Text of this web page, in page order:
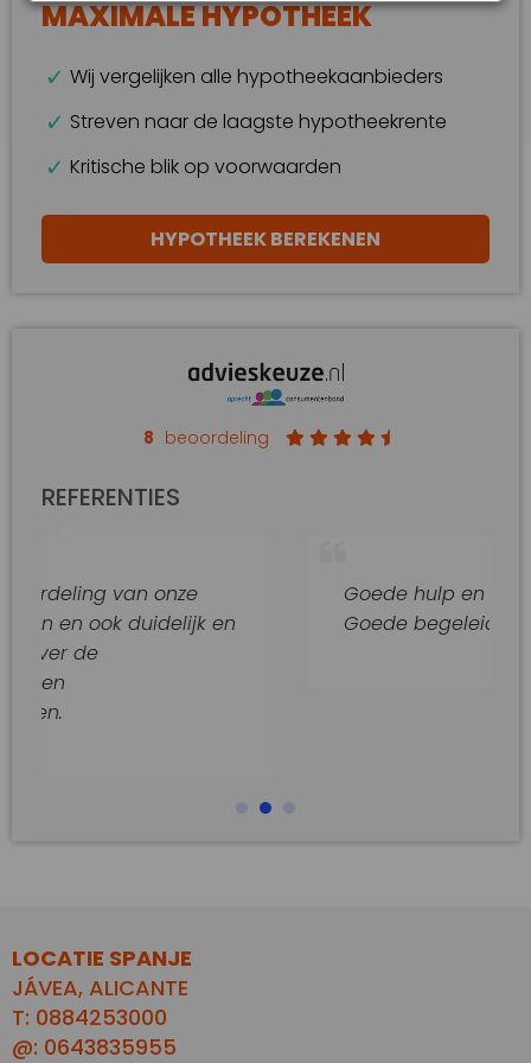
MAXIMALE HYPOTHEEK
Wij vergelijken alle hypotheekaanbieders
Streven naar de laagste hypotheekrente
Kritische blik op voorwaarden
HYPOTHEEK BEREKENEN
8 beoordeling
REFERENTIES
van onze
duidelijk en
Goede hulp en adviezen.
Goede begeleiding van dit
LOCATIE SPANJE
JÁVEA, ALICANTE
T: 0884253000
@: 0643835955